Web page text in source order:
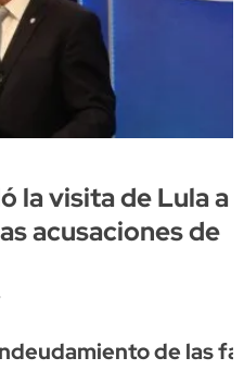
la visita de Lula a
acusaciones de
de las